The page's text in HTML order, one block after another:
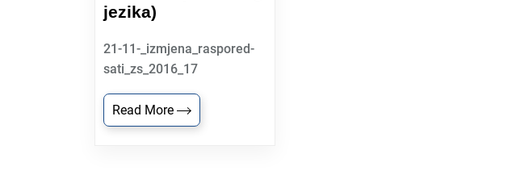
jezika)
21-11-_izmjena_raspored-
sati_zs_2016_17
Read More